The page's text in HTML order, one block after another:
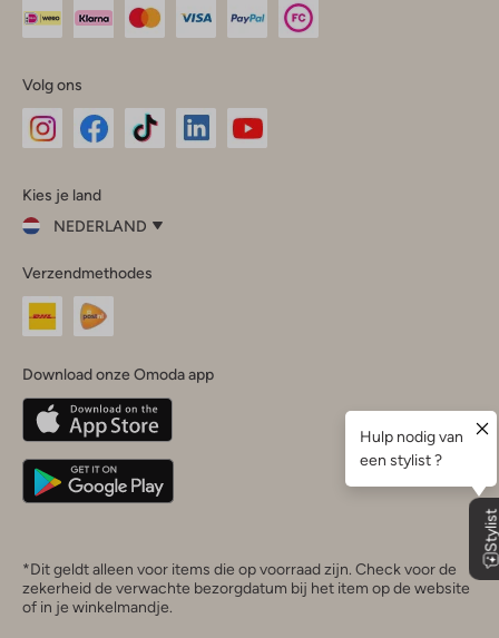
Volg ons
InstagramFacebook
Kies je land
NEDERLAND
je
land
Nederland
Belgique(Français)
Deutschland
Verzendmethodes
Download onze Omoda app
*Dit geldt alleen voor items die op voorraad zijn. Check voor de
zekerheid de verwachte bezorgdatum bij het item op de website
of in je winkelmandje.